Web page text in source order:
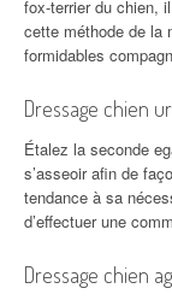
fox-terrier du chien,
cette méthode de la
formidables
Dressage chien
Étalez la seconde
s’asseoir afin de
tendance à sa
d’effectuer une
Dressage chien